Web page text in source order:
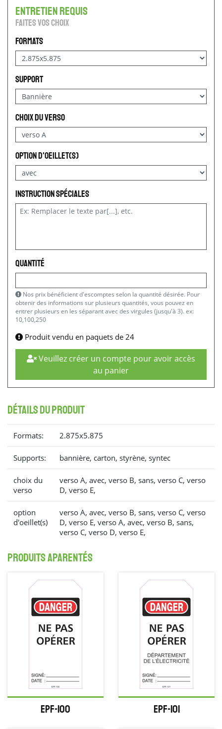
entretien requis
Faites vos choix
Formats
Support
choix du verso
option d'oeillet(s)
Instruction spéciales
Quantité
Nos prix bénéficient d'escomptes selon la quantité désirée. Pour
obtenir des informations sur plusieurs quantités, vous pouvez en
entrer plusieurs en les séparant avec des virgules (jusqu'à 3). ex:
10,100,250
Produit vendu en paquets de 24
Veuillez créer un compte pour avoir accès
au panier
détails du produit
Formats: 2.875x5.875
Supports: bannière, carton, styrène, syntec
choix du
verso
verso A, avec, verso B, sans, verso C, verso
D, verso E,
option
d'oeillet(s)
verso A, avec, verso B, sans, verso C, verso
D, verso E, verso A, avec, verso B, sans,
verso C, verso D, verso E,
produits aparentés
EPF-100 EPF-101